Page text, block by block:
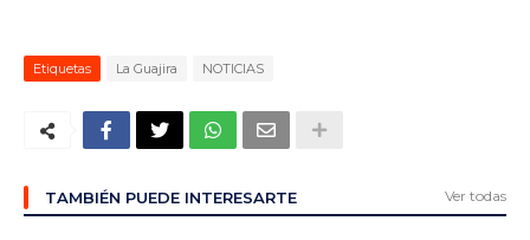
Etiquetas La Guajira NOTICIAS
TAMBIÉN PUEDE INTERESARTE Ver todas